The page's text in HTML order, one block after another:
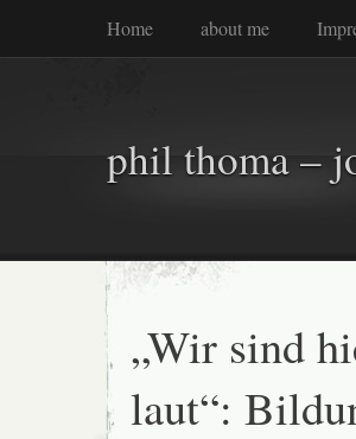
Home about me
phil thoma –
„Wir sind
laut“: